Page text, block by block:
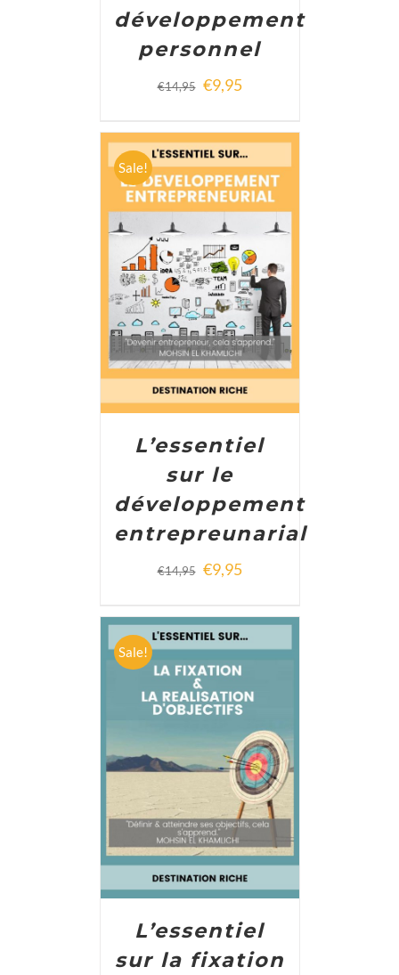
développement
personnel
€14,95 €9,95
Sale!
ADD TO CART / DETAILS
L’essentiel
sur le
développement
entrepreunarial
€14,95 €9,95
Sale!
ADD TO CART DETAILS
L’essentiel
sur la fixation